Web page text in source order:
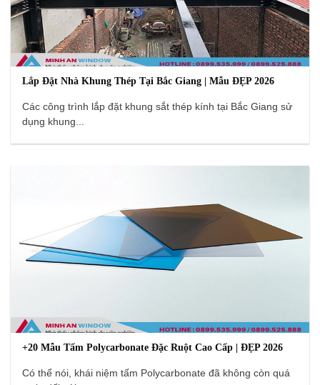
Lắp Đặt Nhà Khung Thép Tại Bắc Giang | Mẫu ĐẸP 2026
Các công trình lắp đặt khung sắt thép kính tại Bắc Giang sử
dụng khung...
+20 Mẫu Tấm Polycarbonate Đặc Ruột Cao Cấp | ĐẸP 2026
Có thể nói, khái niệm tấm Polycarbonate đã không còn quá